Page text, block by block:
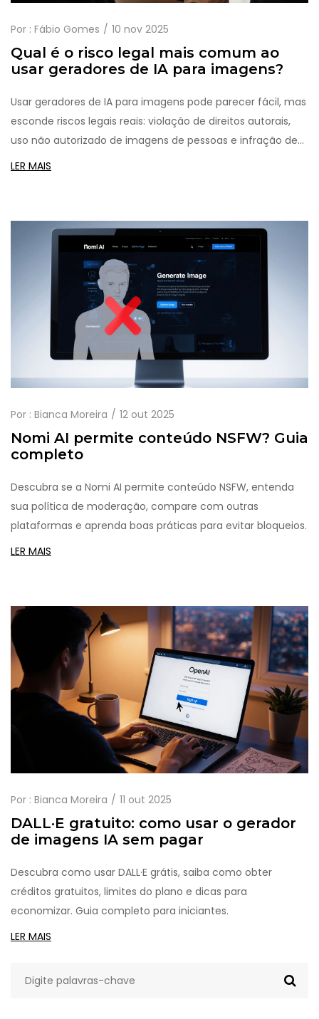
Por : Fábio Gomes 10 nov 2025
Qual é o risco legal mais comum ao
usar geradores de IA para imagens?
Usar geradores de IA para imagens pode parecer fácil, mas
esconde riscos legais reais: violação de direitos autorais,
uso não autorizado de imagens de pessoas e infração de
marcas. Saiba como se proteger em 2025.
LER MAIS
Por : Bianca Moreira 12 out 2025
Nomi AI permite conteúdo NSFW? Guia
completo
Descubra se a Nomi AI permite conteúdo NSFW, entenda
sua política de moderação, compare com outras
plataformas e aprenda boas práticas para evitar bloqueios.
LER MAIS
Por : Bianca Moreira 11 out 2025
DALL·E gratuito: como usar o gerador
de imagens IA sem pagar
Descubra como usar DALL·E grátis, saiba como obter
créditos gratuitos, limites do plano e dicas para
economizar. Guia completo para iniciantes.
LER MAIS